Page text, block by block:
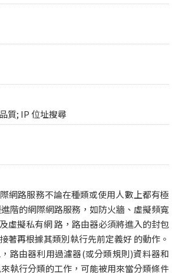
質; IP 位址搜尋
網路服務不論在種類或使用人數上都有極
階的網際網路服務，如防火牆、虛擬頻寬
虛擬私有網 路，路由器必須將進入的封包
著再根據其類別執行先前定義好 的動作。
路由器利用過濾器(或分類規則)資料器和
執行分類的工作，可能被用來當分類條件